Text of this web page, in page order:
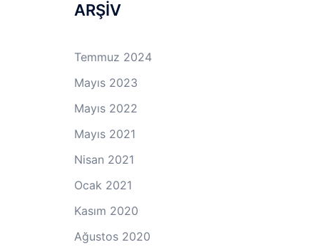
ARŞİV
Temmuz 2024
Mayıs 2023
Mayıs 2022
Mayıs 2021
Nisan 2021
Ocak 2021
Kasım 2020
Ağustos 2020